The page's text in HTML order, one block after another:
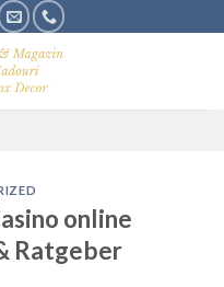
online
Ratgeber